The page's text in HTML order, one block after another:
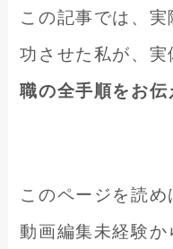
この記事では、
功させた私が、実
職の全手順をお伝
このページを読
動画編集未経験か